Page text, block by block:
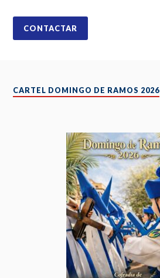
CONTACTAR
CARTEL DOMINGO DE RAMOS 2026